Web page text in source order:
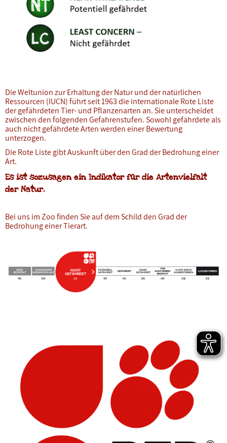
Die Weltunion zur Erhaltung der Natur und der natürlichen
Ressourcen (IUCN) führt seit 1963 die internationale Rote Liste
der gefährdeten Tier- und Pflanzenarten an. Sie unterscheidet
zwischen den folgenden Gefahrenstufen. Sowohl gefährdete als
auch nicht gefährdete Arten werden einer Bewertung
unterzogen.
Die Rote Liste gibt Auskunft über den Grad der Bedrohung einer
Art.
Es ist sozusagen ein Indikator für die Artenvielfalt
der Natur.
Bei uns im Zoo finden Sie auf dem Schild den Grad der
Bedrohung einer Tierart.